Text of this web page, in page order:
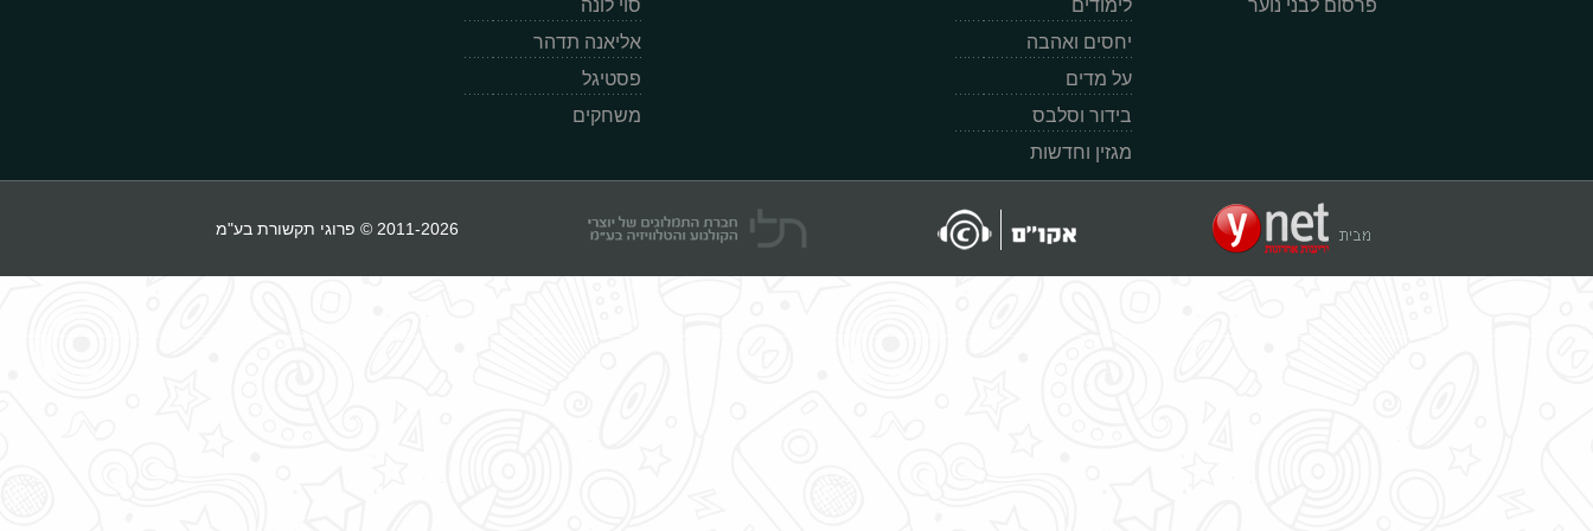
פרסום לבני נוער
לימודים
יחסים ואהבה
על מדים
בידור וסלבס
מגזין וחדשות
סוי לונה
אליאנה תדהר
פסטיגל
משחקים
2011-2026 © פרוגי תקשורת בע"מ